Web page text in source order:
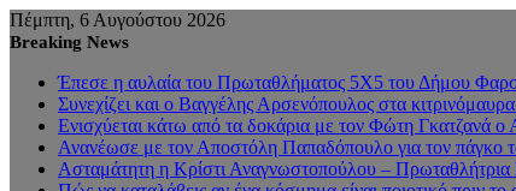
Πέμπτη, 6 Αυγούστου 2026
Breaking News
Έπεσε η αυλαία του Πρωταθλήματος 5Χ5 του Δήμου
Συνεχίζει και ο Βαγγέλης Αρσενόπουλος στα
Ενισχύεται κάτω από τα δοκάρια με τον Φώτη Γκατζανά
Ανανέωσε με τον Αποστόλη Παπαδόπουλο για τον πάγκο
Ασταμάτητη η Κρίστι Αναγνωστοπούλου –